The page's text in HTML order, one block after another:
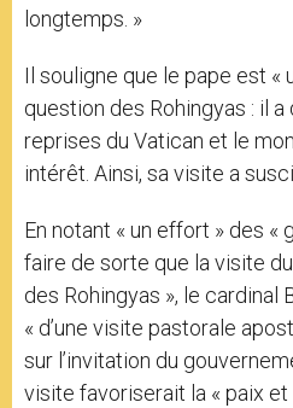
longtemps. »
Il souligne que le pape est «
question des Rohingyas : il
reprises du Vatican et le
intérêt. Ainsi, sa visite a
En notant « un effort » des «
faire de sorte que la visite
des Rohingyas », le cardinal
« d’une visite pastorale
sur l’invitation du
visite favoriserait la « paix et